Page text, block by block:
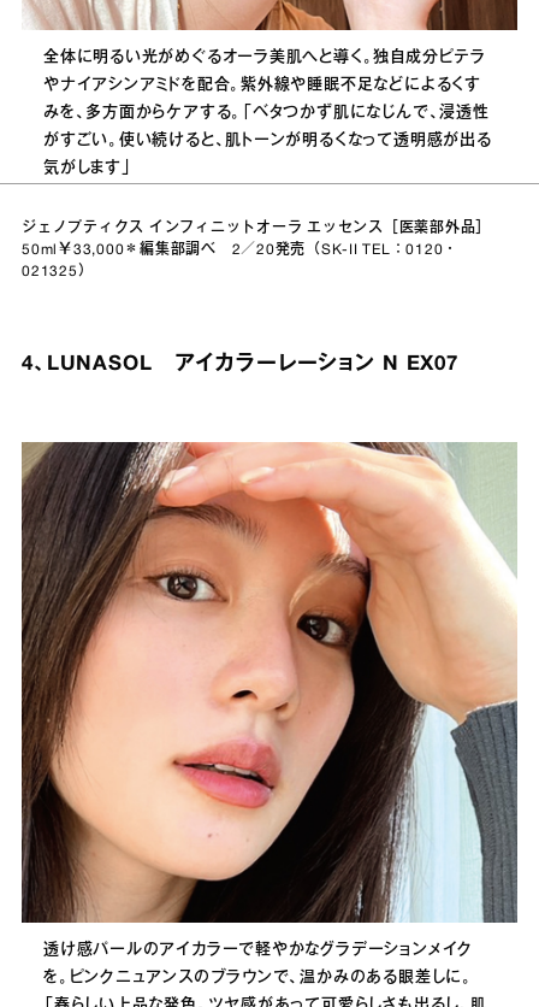
全体に明るい光がめぐるオーラ美肌へと導く。独自成分ピテラ
やナイアシンアミドを配合。紫外線や睡眠不足などによるくす
みを、多方面からケアする。「ベタつかず肌になじんで、浸透性
がすごい。使い続けると、肌トーンが明るくなって透明感が出る
気がします」
ジェノプティクス インフィニットオーラ エッセンス［医薬部外品］
50ml￥33,000＊編集部調べ 2／20発売（SK-II TEL：0120・
021325）
4、LUNASOL アイカラーレーション N EX07
透け感パールのアイカラーで軽やかなグラデーションメイク
を。ピンクニュアンスのブラウンで、温かみのある眼差しに。